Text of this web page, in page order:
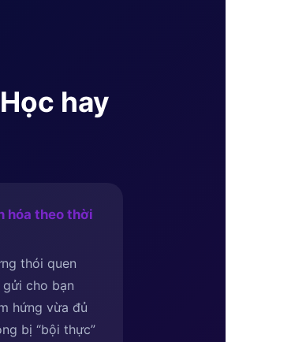
hay
hóa theo thời
thói quen
cho bạn
hứng vừa đủ
bị “bội thực”